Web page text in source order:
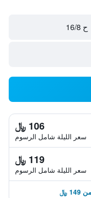
ح 16/8
106 ﷼
سعر الليلة شامل الرسوم
119 ﷼
سعر الليلة شامل الرسوم